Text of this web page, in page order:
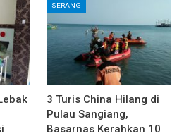
SERANG
3 Turis China Hilang di
Pulau Sangiang,
Basarnas Kerahkan 10